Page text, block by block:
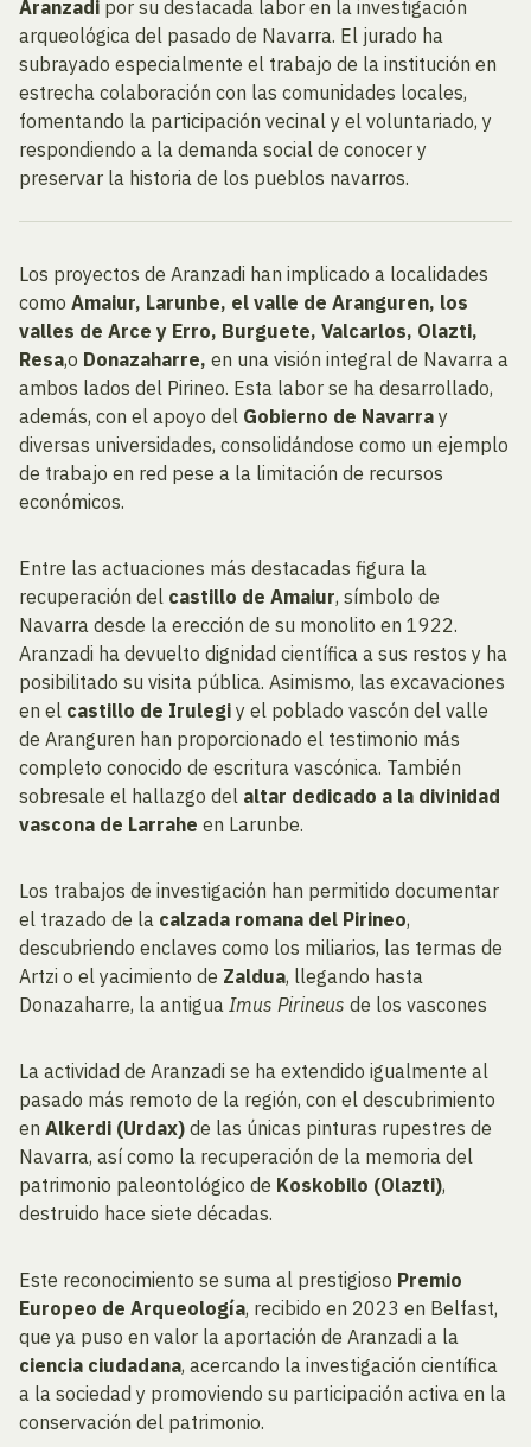
Aranzadi por su destacada labor en la investigación
arqueológica del pasado de Navarra. El jurado ha
subrayado especialmente el trabajo de la institución en
estrecha colaboración con las comunidades locales,
fomentando la participación vecinal y el voluntariado, y
respondiendo a la demanda social de conocer y
preservar la historia de los pueblos navarros.
Los proyectos de Aranzadi han implicado a localidades
como Amaiur, Larunbe, el valle de Aranguren, los
valles de Arce y Erro, Burguete, Valcarlos, Olazti,
Resa,o Donazaharre, en una visión integral de Navarra a
ambos lados del Pirineo. Esta labor se ha desarrollado,
además, con el apoyo del Gobierno de Navarra y
diversas universidades, consolidándose como un ejemplo
de trabajo en red pese a la limitación de recursos
económicos.
Entre las actuaciones más destacadas figura la
recuperación del castillo de Amaiur, símbolo de
Navarra desde la erección de su monolito en 1922.
Aranzadi ha devuelto dignidad científica a sus restos y ha
posibilitado su visita pública. Asimismo, las excavaciones
en el castillo de Irulegi y el poblado vascón del valle
de Aranguren han proporcionado el testimonio más
completo conocido de escritura vascónica. También
sobresale el hallazgo del altar dedicado a la divinidad
vascona de Larrahe en Larunbe.
Los trabajos de investigación han permitido documentar
el trazado de la calzada romana del Pirineo,
descubriendo enclaves como los miliarios, las termas de
Artzi o el yacimiento de Zaldua, llegando hasta
Donazaharre, la antigua Imus Pirineus de los vascones
La actividad de Aranzadi se ha extendido igualmente al
pasado más remoto de la región, con el descubrimiento
en Alkerdi (Urdax) de las únicas pinturas rupestres de
Navarra, así como la recuperación de la memoria del
patrimonio paleontológico de Koskobilo (Olazti),
destruido hace siete décadas.
Este reconocimiento se suma al prestigioso Premio
Europeo de Arqueología, recibido en 2023 en Belfast,
que ya puso en valor la aportación de Aranzadi a la
ciencia ciudadana, acercando la investigación científica
a la sociedad y promoviendo su participación activa en la
conservación del patrimonio.